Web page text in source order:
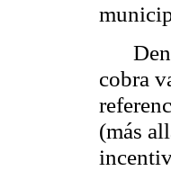
cobra
(más